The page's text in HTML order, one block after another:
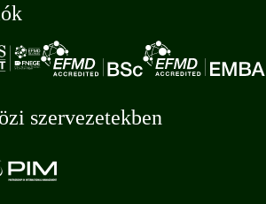
szervezetekben